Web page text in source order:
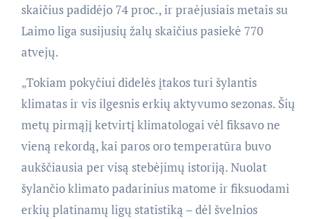
skaičius padidėjo 74 proc., ir praėjusiais metais su
Laimo liga susijusių žalų skaičius pasiekė 770
atvejų.
„Tokiam pokyčiui didelės įtakos turi šylantis
klimatas ir vis ilgesnis erkių aktyvumo sezonas. Šių
metų pirmąjį ketvirtį klimatologai vėl fiksavo ne
vieną rekordą, kai paros oro temperatūra buvo
aukščiausia per visą stebėjimų istoriją. Nuolat
šylančio klimato padarinius matome ir fiksuodami
erkių platinamų ligų statistiką – dėl švelnios